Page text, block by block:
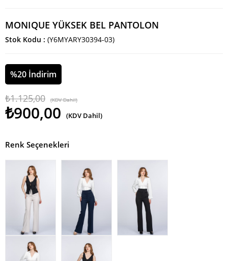
MONIQUE YÜKSEK BEL PANTOLON
Stok Kodu (Y6MYARY30394-03)
%20 İndirim
₺1.125,00 (KDV Dahil)
₺900,00 (KDV Dahil)
Renk Seçenekleri